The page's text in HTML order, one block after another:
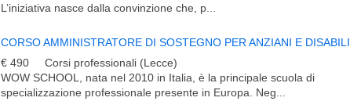
L’iniziativa nasce dalla convinzione che, p...
CORSO AMMINISTRATORE DI SOSTEGNO PER ANZIANI E DISABILI
€ 490
Corsi professionali (Lecce)
WOW SCHOOL, nata nel 2010 in Italia, è la principale scuola di
specializzazione professionale presente in Europa. Neg...